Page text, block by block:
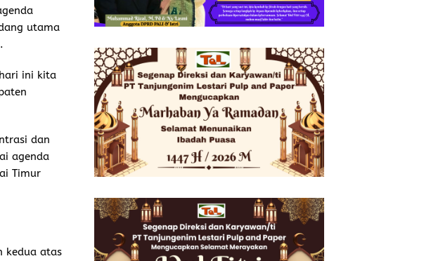
utama
ini kita
dan
agenda
Timur
kedua atas